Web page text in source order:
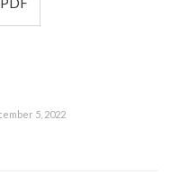
5, 2022